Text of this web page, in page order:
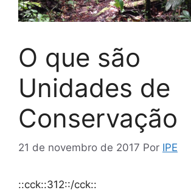
O que são
Unidades de
Conservação
21 de novembro de 2017 Por IPE
::cck::312::/cck::